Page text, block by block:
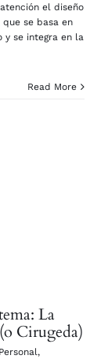
el diseño
se basa en
y se integra en la
Read More
La
Cirugeda)
,